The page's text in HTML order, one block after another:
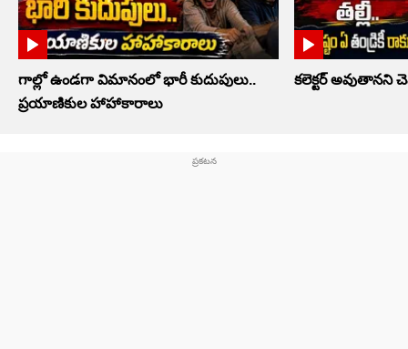
గాల్లో ఉండగా విమానంలో భారీ కుదుపులు..
ప్రయాణికుల హాహాకారాలు
కలెక్టర్‌ అవుతానని